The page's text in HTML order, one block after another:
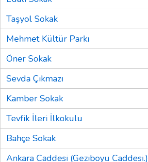
Taşyol Sokak
Mehmet Kültür Parkı
Öner Sokak
Sevda Çıkmazı
Kamber Sokak
Tevfik İleri İlkokulu
Bahçe Sokak
Ankara Caddesi (Geziboyu Caddesi.)